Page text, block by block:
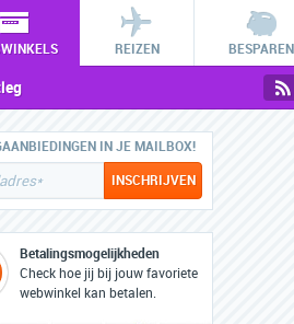
REIZEN BESPAREN
IN JE MAILBOX!
Betalingsmogelijkheden
Check hoe jij bij jouw favoriete
webwinkel kan betalen.